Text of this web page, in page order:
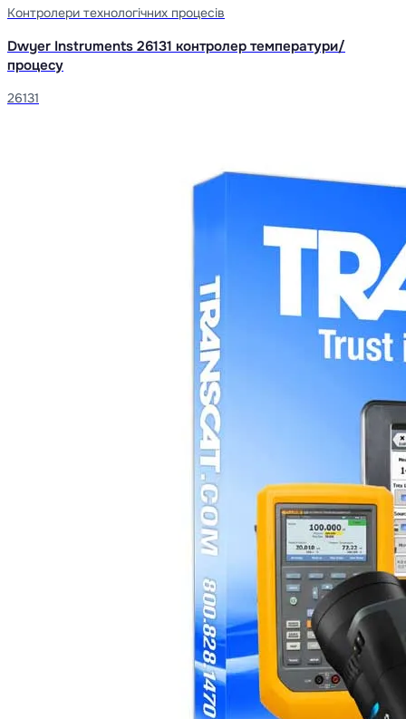
Контролери технологічних процесів
Dwyer Instruments 26131 контролер температури/
процесу
26131